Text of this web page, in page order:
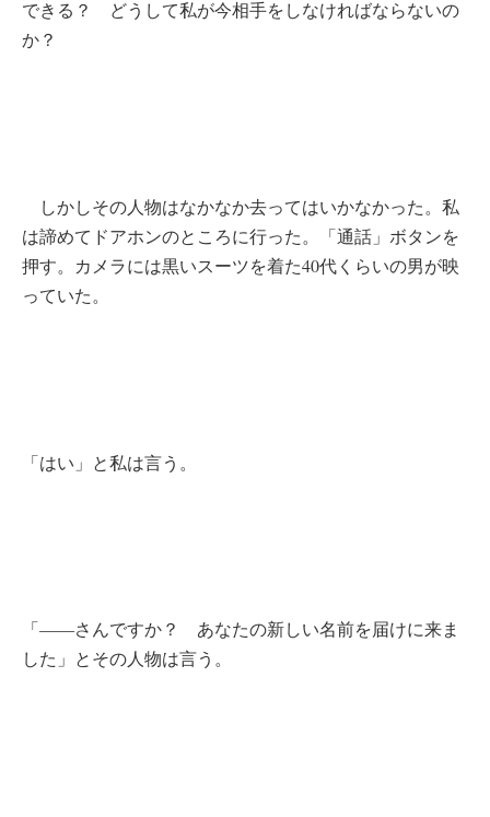
できる？ どうして私が今相手をしなければならないの
か？
しかしその人物はなかなか去ってはいかなかった。私
は諦めてドアホンのところに行った。「通話」ボタンを
押す。カメラには黒いスーツを着た40代くらいの男が映
っていた。
「はい」と私は言う。
「――さんですか？ あなたの新しい名前を届けに来ま
した」とその人物は言う。